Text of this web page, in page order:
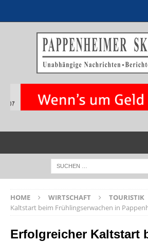
HOME WIRTSCHAFT TOURISTIK
Kaltstart beim Frühlingserwachen in
Erfolgreicher Kaltstart